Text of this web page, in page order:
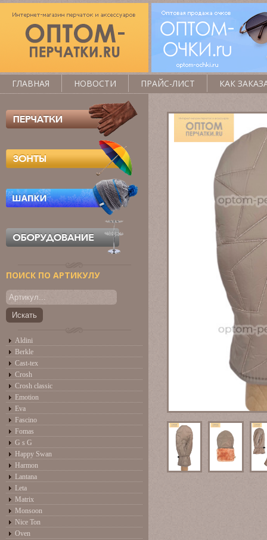
ПОИСК ПО АРТИКУЛУ
Aldini
Berkle
Cast-tex
Crosh
Crosh classic
Emotion
Eva
Fascino
Fomas
G s G
Happy Swan
Harmon
Lantana
Leta
Matrix
Monsoon
Nice Ton
Oven
ГЛАВНАЯ НОВОСТИ ПРАЙС-ЛИСТ КАК